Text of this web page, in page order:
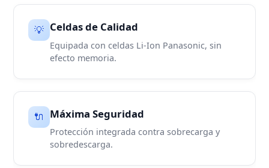
💡 Celdas de Calidad
Equipada con celdas Li-Ion Panasonic, sin
efecto memoria.
🔌 Máxima Seguridad
Protección integrada contra sobrecarga y
sobredescarga.